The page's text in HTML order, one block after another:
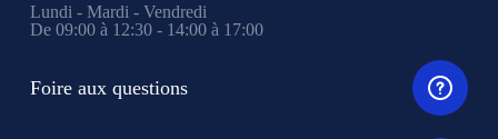
Lundi - Mardi - Vendredi
De 09:00 à 12:30 - 14:00 à 17:00
Foire aux questions